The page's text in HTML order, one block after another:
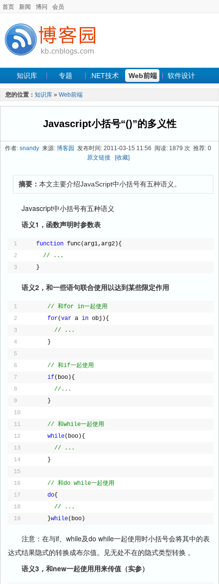
首页 新闻 博问 会员
知识库 专题 .NET技术 Web前端 软件设计
手机开发 软件工程
最新文章
您的位置： 知识库 » Web前端
Javascript小括号“()”的多义性
作者: snandy 来源: 博客园 发布时间: 2011-03-15 11:56 阅读: 1879 次 推荐: 0
原文链接
[收藏]
摘要： 本文主要介绍JavaScript中小括号有五种语义。
Javascript中小括号有五种语义
语义1，函数声明时参数表
1
2
3
function func(arg1,arg2){
// ...
}
语义2，和一些语句联合使用以达到某些限定作用
1
2
3
4
5
6
7
8
9
10
11
12
13
14
15
16
17
18
19
// 和for in一起使用
for(var a in obj){
// ...
}
// 和if一起使用
if(boo){
//...
}
// 和while一起使用
while(boo){
// ...
}
// 和do while一起使用
do{
// ...
}while(boo)
注意：在与if、while及do while一起使用时小括号会将其中的表
达式结果隐式的转换成布尔值。见无处不在的隐式类型转换 。
语义3，和new一起使用用来传值（实参）